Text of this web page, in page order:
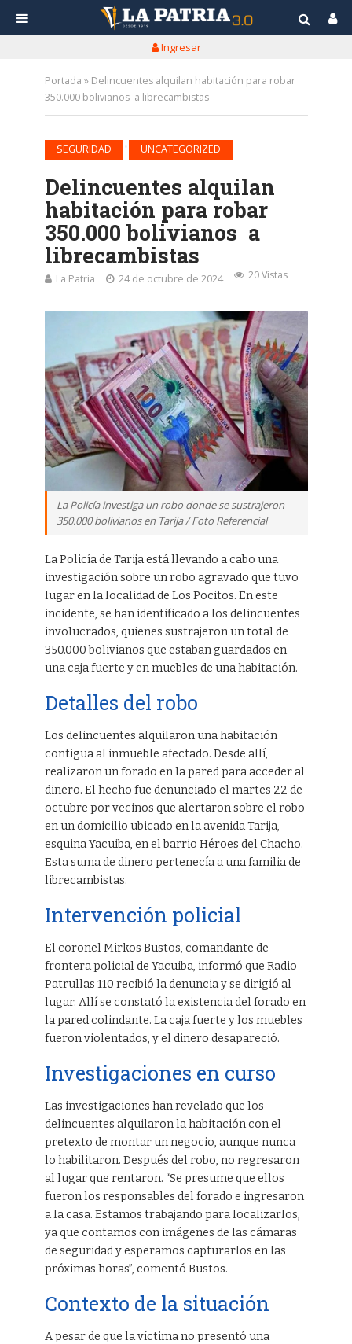
Ingresar
Portada » Delincuentes alquilan habitación para robar
350.000 bolivianos a librecambistas
SEGURIDAD UNCATEGORIZED
Delincuentes alquilan
habitación para robar
350.000 bolivianos a
librecambistas
La Patria 24 de octubre de 2024 20 Vistas
La Policía investiga un robo donde se sustrajeron
350.000 bolivianos en Tarija / Foto Referencial
La Policía de Tarija está llevando a cabo una
investigación sobre un robo agravado que tuvo
lugar en la localidad de Los Pocitos. En este
incidente, se han identificado a los delincuentes
involucrados, quienes sustrajeron un total de
350.000 bolivianos que estaban guardados en
una caja fuerte y en muebles de una habitación.
Detalles del robo
Los delincuentes alquilaron una habitación
contigua al inmueble afectado. Desde allí,
realizaron un forado en la pared para acceder al
dinero. El hecho fue denunciado el martes 22 de
octubre por vecinos que alertaron sobre el robo
en un domicilio ubicado en la avenida Tarija,
esquina Yacuiba, en el barrio Héroes del Chacho.
Esta suma de dinero pertenecía a una familia de
librecambistas.
Intervención policial
El coronel Mirkos Bustos, comandante de
frontera policial de Yacuiba, informó que Radio
Patrullas 110 recibió la denuncia y se dirigió al
lugar. Allí se constató la existencia del forado en
la pared colindante. La caja fuerte y los muebles
fueron violentados, y el dinero desapareció.
Investigaciones en curso
Las investigaciones han revelado que los
delincuentes alquilaron la habitación con el
pretexto de montar un negocio, aunque nunca
lo habilitaron. Después del robo, no regresaron
al lugar que rentaron. “Se presume que ellos
fueron los responsables del forado e ingresaron
a la casa. Estamos trabajando para localizarlos,
ya que contamos con imágenes de las cámaras
de seguridad y esperamos capturarlos en las
próximas horas”, comentó Bustos.
Contexto de la situación
A pesar de que la víctima no presentó una